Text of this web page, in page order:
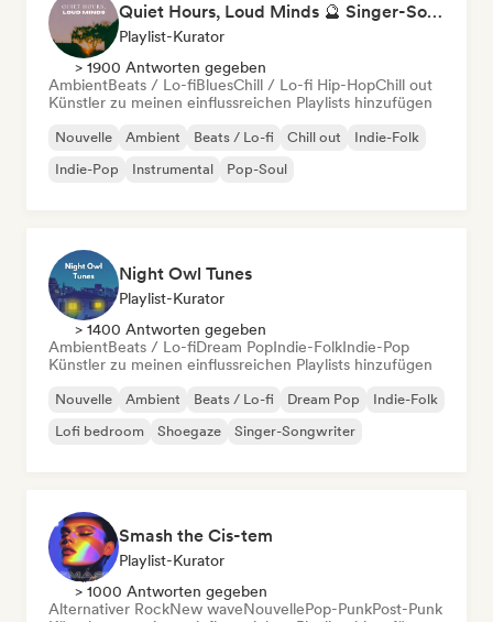
Quiet Hours, Loud Minds 🔮 Singer-Songwriter, Bedroom Pop & Dream Pop
Playlist-Kurator
> 1900 Antworten gegeben
AmbientBeats / Lo-fiBluesChill / Lo-fi Hip-HopChill out
Künstler zu meinen einflussreichen Playlists hinzufügen
Nouvelle Ambient Beats / Lo-fi Chill out
Indie-Folk
Indie-Pop
Instrumental Pop-Soul
Night Owl Tunes
Playlist-Kurator
> 1400 Antworten gegeben
AmbientBeats / Lo-fiDream PopIndie-FolkIndie-Pop
Künstler zu meinen einflussreichen Playlists hinzufügen
Nouvelle Ambient Beats / Lo-fi Dream Pop
Indie-Folk
Lofi bedroom
Shoegaze Singer-Songwriter
Smash the Cis-tem
Playlist-Kurator
> 1000 Antworten gegeben
Alternativer RockNew waveNouvellePop-PunkPost-Punk